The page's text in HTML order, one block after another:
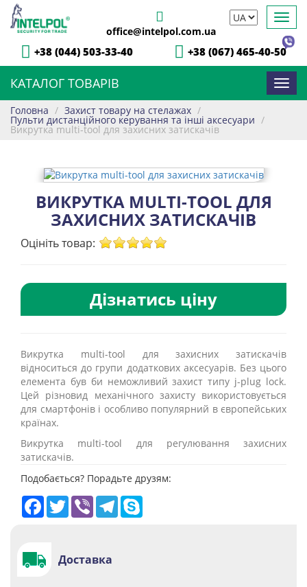
office@intelpol.com.ua
+38 (044) 503-33-40 +38 (067) 465-40-50
КАТАЛОГ ТОВАРІВ
Головна / Захист товару на стелажах /
Пульти дистанційного керування та інші аксесуари /
Викрутка multi-tool для захисних затискачів
ВИКРУТКА MULTI-TOOL ДЛЯ
ЗАХИСНИХ ЗАТИСКАЧІВ
Оцініть товар:
Дізнатись ціну
Викрутка multi-tool для захисних затискачів
відноситься до групи додаткових аксесуарів. Без цього
елемента був би неможливий захист типу j-plug lock.
Цей різновид механічного захисту використовується
для смартфонів і особливо популярний в європейських
країнах.
Викрутка multi-tool для регулювання захисних
затискачів.
Подобається? Порадьте друзям:
Facebook
TwitterViber Telegram
Доставка